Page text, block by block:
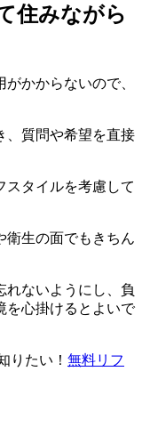
住みながら
かからないので、
、質問や希望を直接
スタイルを考慮して
衛生の面でもきちん
れないようにし、負
を心掛けるとよいで
りたい！ 無料リフ